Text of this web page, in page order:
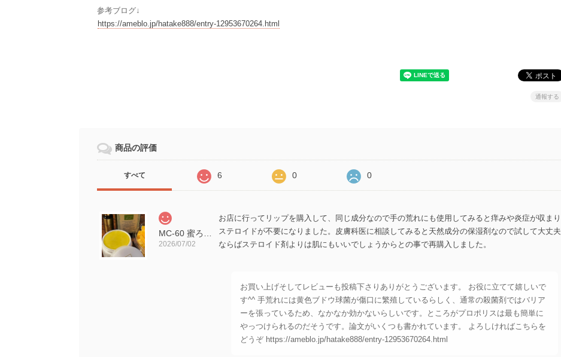
参考ブログ↓
https://ameblo.jp/hatake888/entry-12953670264.html
通報する
商品の評価
すべて 6 0 0
2026/07/02
お店に行ってリップを購入して、同じ成分なので手の荒れにも使用してみると痒みや炎症が収まり
ステロイドが不要になりました。皮膚科医に相談してみると天然成分の保湿剤なので試して大丈夫
ならばステロイド剤よりは肌にもいいでしょうからとの事で再購入しました。
お買い上げそしてレビューも投稿下さりありがとうございます。 お役に立てて嬉しいで
す^^ 手荒れには黄色ブドウ球菌が傷口に繁殖しているらしく、通常の殺菌剤ではバリア
ーを張っているため、なかなか効かないらしいです。ところがプロポリスは最も簡単に
やっつけられるのだそうです。論文がいくつも書かれています。 よろしければこちらを
どうぞ https://ameblo.jp/hatake888/entry-12953670264.html